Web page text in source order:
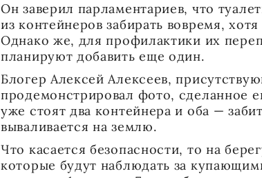
Он заверил парламентариев, что
из контейнеров забирать вовремя,
Однако же, для профилактики их
планируют добавить еще один.
Блогер Алексей Алексеев,
продемонстрировал фото, сделанное
уже стоят два контейнера и оба —
вываливается на землю.
Что касается безопасности, то на
которые будут наблюдать за